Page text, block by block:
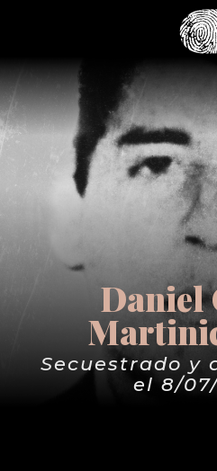
Daniel
Secuestrado y
el 8/